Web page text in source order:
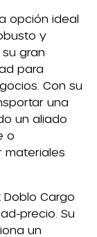
opción ideal
y
gran
para
Con su
una
un aliado
o
materiales
Cargo
precio. Su
un